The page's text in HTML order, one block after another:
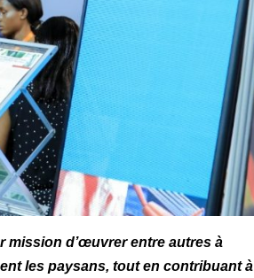
mission d’œuvrer entre autres à
les paysans, tout en contribuant à